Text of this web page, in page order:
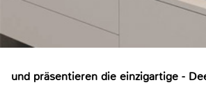
und präsentieren die einzigartige -